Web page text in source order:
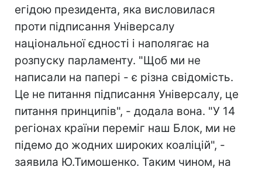
егідою президента, яка висловилася
проти підписання Універсалу
національної єдності і наполягає на
розпуску парламенту. "Щоб ми не
написали на папері - є різна свідомість.
Це не питання підписання Універсалу, це
питання принципів", - додала вона. "У 14
регіонах країни переміг наш Блок, ми не
підемо до жодних широких коаліцій", -
заявила Ю.Тимошенко. Таким чином, на